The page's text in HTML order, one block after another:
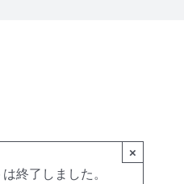
×
終了しました。